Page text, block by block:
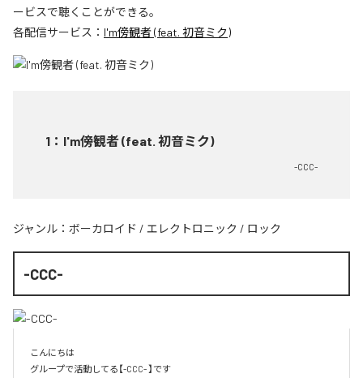
ービスで聴くことができる。
各配信サービス： I'm傍観者 (feat. 初音ミク)
1 ： I'm傍観者 (feat. 初音ミク)
-CCC-
ジャンル： ボーカロイド / エレクトロニック / ロック
-CCC-
こんにちは
グループで活動してる【-CCC- 】です